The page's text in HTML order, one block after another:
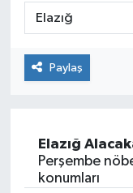
Paylaş
Elazığ
Perşembe
konumları